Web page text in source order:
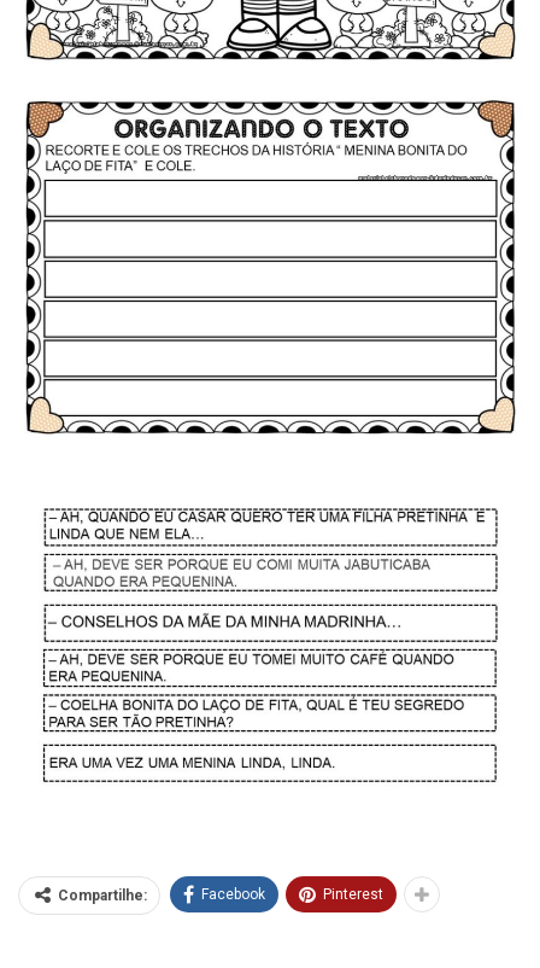
Compartilhe: Facebook Pinterest